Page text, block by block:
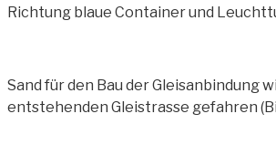
Richtung blaue Container und
Sand für den Bau der Gleisanbindung
entstehenden Gleistrasse gefahren